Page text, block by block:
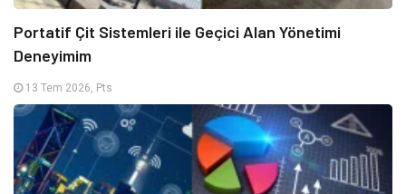
Portatif Çit Sistemleri ile Geçici Alan Yönetimi
Deneyimim
13 Tem 2026, Pts